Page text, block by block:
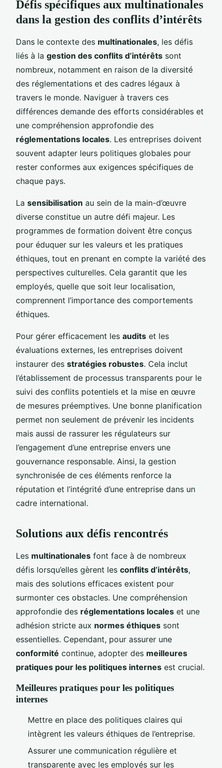
Défis spécifiques aux multinationales
dans la gestion des conflits d’intérêts
Dans le contexte des multinationales, les défis
liés à la gestion des conflits d’intérêts sont
nombreux, notamment en raison de la diversité
des réglementations et des cadres légaux à
travers le monde. Naviguer à travers ces
différences demande des efforts considérables et
une compréhension approfondie des
réglementations locales. Les entreprises doivent
souvent adapter leurs politiques globales pour
rester conformes aux exigences spécifiques de
chaque pays.
La sensibilisation au sein de la main-d’œuvre
diverse constitue un autre défi majeur. Les
programmes de formation doivent être conçus
pour éduquer sur les valeurs et les pratiques
éthiques, tout en prenant en compte la variété des
perspectives culturelles. Cela garantit que les
employés, quelle que soit leur localisation,
comprennent l’importance des comportements
éthiques.
Pour gérer efficacement les audits et les
évaluations externes, les entreprises doivent
instaurer des stratégies robustes. Cela inclut
l’établissement de processus transparents pour le
suivi des conflits potentiels et la mise en œuvre
de mesures préemptives. Une bonne planification
permet non seulement de prévenir les incidents
mais aussi de rassurer les régulateurs sur
l’engagement d’une entreprise envers une
gouvernance responsable. Ainsi, la gestion
synchronisée de ces éléments renforce la
réputation et l’intégrité d’une entreprise dans un
cadre international.
Solutions aux défis rencontrés
Les multinationales font face à de nombreux
défis lorsqu’elles gèrent les conflits d’intérêts,
mais des solutions efficaces existent pour
surmonter ces obstacles. Une compréhension
approfondie des réglementations locales et une
adhésion stricte aux normes éthiques sont
essentielles. Cependant, pour assurer une
conformité continue, adopter des meilleures
pratiques pour les politiques internes est crucial.
Meilleures pratiques pour les politiques
internes
Mettre en place des politiques claires qui
intègrent les valeurs éthiques de l’entreprise.
Assurer une communication régulière et
transparente avec les employés sur les